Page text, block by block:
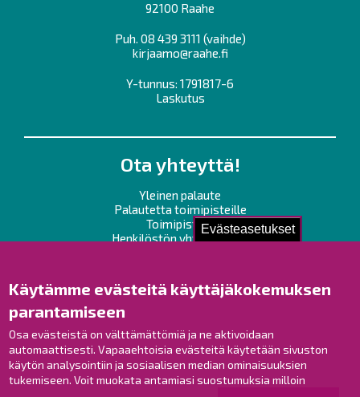
Evästeasetukset
Käytämme evästeitä käyttäjäkokemuksen
parantamiseen
Osa evästeistä on välttämättömiä ja ne aktivoidaan
automaattisesti. Vapaaehtoisia evästeitä käytetään sivuston
käytön analysointiin ja sosiaalisen median ominaisuuksien
tukemiseen. Voit muokata antamiasi suostumuksia milloin
92100 Raahe
Puh. 08 439 3111 (vaihde)
kirjaamo@raahe.fi
Y-tunnus: 1791817-6
Laskutus
Ota yhteyttä!
Yleinen palaute
Palautetta toimipisteille
Toimipisteet
Henkilöstön yhteystiedot
Raahe Facebookissa
Raahe Instagramissa
Raahe LinkedInissä
Raahe YouTubessa